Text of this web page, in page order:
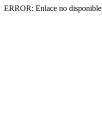
ERROR: Enlace no disponible